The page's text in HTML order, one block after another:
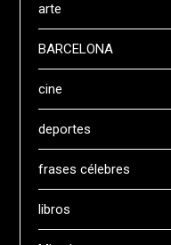
arte
BARCELONA
cine
deportes
frases célebres
libros